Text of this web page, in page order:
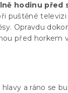
hodinu před
puštěné
Opravdu
před horkem
a ráno se